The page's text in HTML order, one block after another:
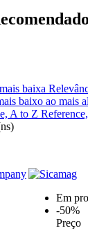
baixa
baixo ao mais
A to Z
Em
-50%
Preço